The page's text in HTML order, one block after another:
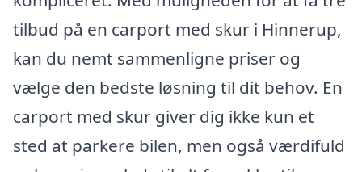
tilbud på en carport med skur i Hinnerup,
kan du nemt sammenligne priser og
vælge den bedste løsning til dit behov. En
carport med skur giver dig ikke kun et
sted at parkere bilen, men også værdifuld